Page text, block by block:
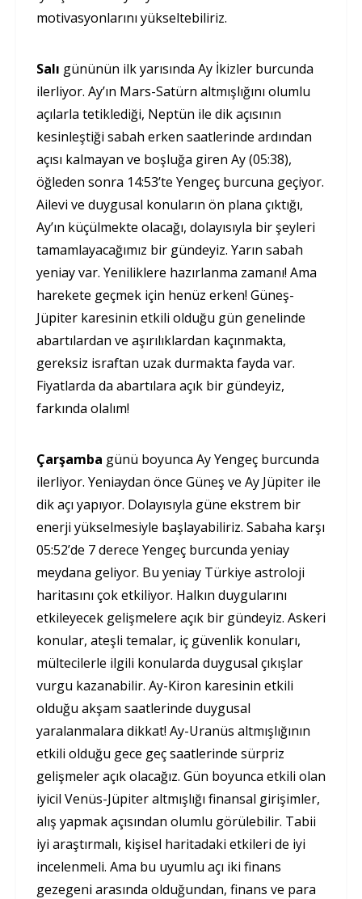
motivasyonlarını yükseltebiliriz.
Salı gününün ilk yarısında Ay İkizler burcunda
ilerliyor. Ay’ın Mars-Satürn altmışlığını olumlu
açılarla tetiklediği, Neptün ile dik açısının
kesinleştiği sabah erken saatlerinde ardından
açısı kalmayan ve boşluğa giren Ay (05:38),
öğleden sonra 14:53’te Yengeç burcuna geçiyor.
Ailevi ve duygusal konuların ön plana çıktığı,
Ay’ın küçülmekte olacağı, dolayısıyla bir şeyleri
tamamlayacağımız bir gündeyiz. Yarın sabah
yeniay var. Yeniliklere hazırlanma zamanı! Ama
harekete geçmek için henüz erken! Güneş-
Jüpiter karesinin etkili olduğu gün genelinde
abartılardan ve aşırılıklardan kaçınmakta,
gereksiz israftan uzak durmakta fayda var.
Fiyatlarda da abartılara açık bir gündeyiz,
farkında olalım!
Çarşamba günü boyunca Ay Yengeç burcunda
ilerliyor. Yeniaydan önce Güneş ve Ay Jüpiter ile
dik açı yapıyor. Dolayısıyla güne ekstrem bir
enerji yükselmesiyle başlayabiliriz. Sabaha karşı
05:52’de 7 derece Yengeç burcunda yeniay
meydana geliyor. Bu yeniay Türkiye astroloji
haritasını çok etkiliyor. Halkın duygularını
etkileyecek gelişmelere açık bir gündeyiz. Askeri
konular, ateşli temalar, iç güvenlik konuları,
mültecilerle ilgili konularda duygusal çıkışlar
vurgu kazanabilir. Ay-Kiron karesinin etkili
olduğu akşam saatlerinde duygusal
yaralanmalara dikkat! Ay-Uranüs altmışlığının
etkili olduğu gece geç saatlerinde sürpriz
gelişmeler açık olacağız. Gün boyunca etkili olan
iyicil Venüs-Jüpiter altmışlığı finansal girişimler,
alış yapmak açısından olumlu görülebilir. Tabii
iyi araştırmalı, kişisel haritadaki etkileri de iyi
incelenmeli. Ama bu uyumlu açı iki finans
gezegeni arasında olduğundan, finans ve para